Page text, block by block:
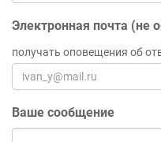
Электронная почта (не
получать оповещения об
Ваше сообщение